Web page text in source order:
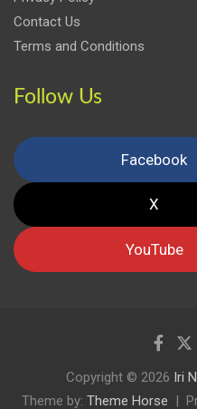
Contact Us
Terms and Conditions
Follow Us
Facebook
X
YouTube
Copyright © 2026 Iri
Theme by: Theme Horse